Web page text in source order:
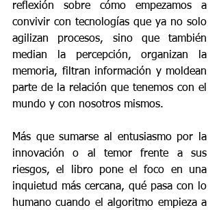
reflexión sobre cómo empezamos a
convivir con tecnologías que ya no solo
agilizan procesos, sino que también
median la percepción, organizan la
memoria, filtran información y moldean
parte de la relación que tenemos con el
mundo y con nosotros mismos.
Más que sumarse al entusiasmo por la
innovación o al temor frente a sus
riesgos, el libro pone el foco en una
inquietud más cercana, qué pasa con lo
humano cuando el algoritmo empieza a